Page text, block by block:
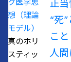
ク医学思
想（理論
モデル）
真のホリ
スティッ
正当
“死
こと
人